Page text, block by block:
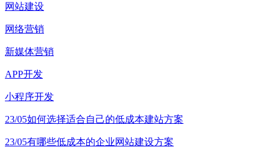
网站建设
网络营销
新媒体营销
APP开发
小程序开发
23/05如何选择适合自己的低成本建站方案
23/05有哪些低成本的企业网站建设方案